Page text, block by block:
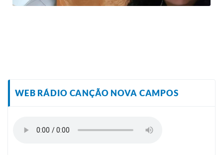
WEB RÁDIO CANÇÃO NOVA CAMPOS